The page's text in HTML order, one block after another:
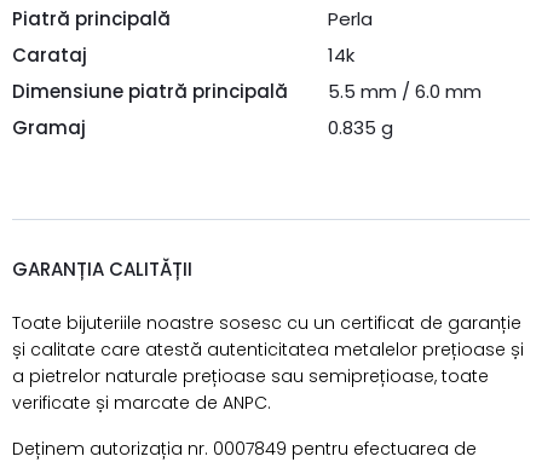
Piatră principală
Perla
Carataj
14k
Dimensiune piatră principală
5.5 mm / 6.0 mm
Gramaj
0.835 g
GARANȚIA CALITĂȚII
Toate bijuteriile noastre sosesc cu un certificat de garanție
și calitate care atestă autenticitatea metalelor prețioase și
a pietrelor naturale prețioase sau semiprețioase, toate
verificate și marcate de ANPC.
Deținem autorizația nr. 0007849 pentru efectuarea de